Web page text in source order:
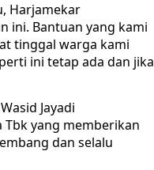
Harjamekar
ini. Bantuan yang kami
tinggal warga kami
ini tetap ada dan jika
Jayadi
Tbk yang memberikan
dan selalu